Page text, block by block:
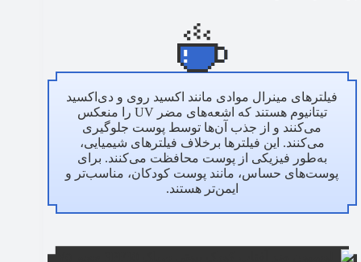
فیلترهای مینرال موادی مانند اکسید روی و دی‌اکسید
تیتانیوم هستند که اشعه‌های مضر UV را منعکس
می‌کنند و از جذب آن‌ها توسط پوست جلوگیری
می‌کنند. این فیلترها برخلاف فیلترهای شیمیایی،
به‌طور فیزیکی از پوست محافظت می‌کنند. برای
پوست‌های حساس، مانند پوست کودکان، مناسب‌تر و
ایمن‌تر هستند.